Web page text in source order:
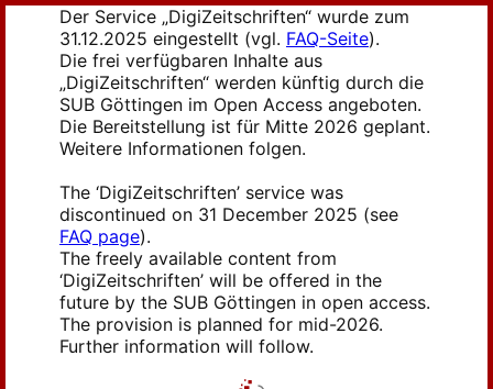
Der Service „DigiZeitschriften“ wurde zum
31.12.2025 eingestellt (vgl. FAQ-Seite).
Die frei verfügbaren Inhalte aus
„DigiZeitschriften“ werden künftig durch die
SUB Göttingen im Open Access angeboten.
Die Bereitstellung ist für Mitte 2026 geplant.
Weitere Informationen folgen.
The ‘DigiZeitschriften’ service was
discontinued on 31 December 2025 (see
FAQ page).
The freely available content from
‘DigiZeitschriften’ will be offered in the
future by the SUB Göttingen in open access.
The provision is planned for mid-2026.
Further information will follow.